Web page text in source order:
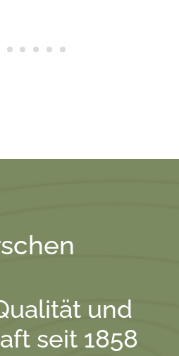
und
seit 1858